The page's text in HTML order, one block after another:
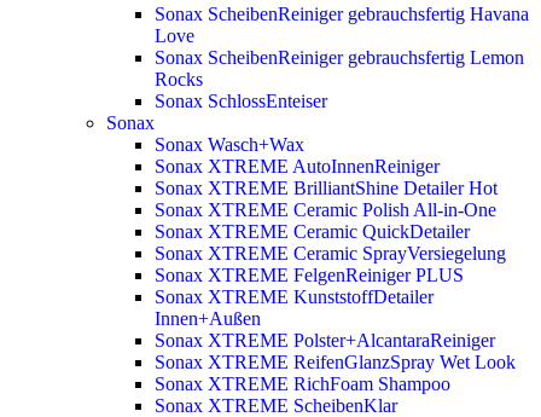
Sonax ScheibenReiniger gebrauchsfertig Havana
Love
Sonax ScheibenReiniger gebrauchsfertig Lemon
Rocks
Sonax SchlossEnteiser
Sonax
Sonax Wasch+Wax
Sonax XTREME AutoInnenReiniger
Sonax XTREME BrilliantShine DetailerHot
Sonax XTREME Ceramic Polish All-in-One
Sonax XTREME Ceramic QuickDetailer
Sonax XTREME Ceramic SprayVersiegelung
Sonax XTREME FelgenReiniger PLUS
Sonax XTREME KunststoffDetailer
Innen+Außen
Sonax XTREME Polster+AlcantaraReiniger
Sonax XTREME ReifenGlanzSpray Wet Look
Sonax XTREME RichFoam Shampoo
Sonax XTREME ScheibenKlar